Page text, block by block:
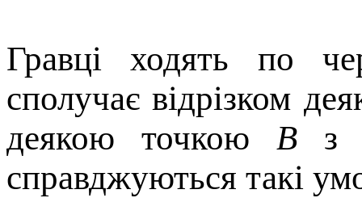
Гравці ходять по
сполучає відрізком
деякою точкою Вз
справджуються такі